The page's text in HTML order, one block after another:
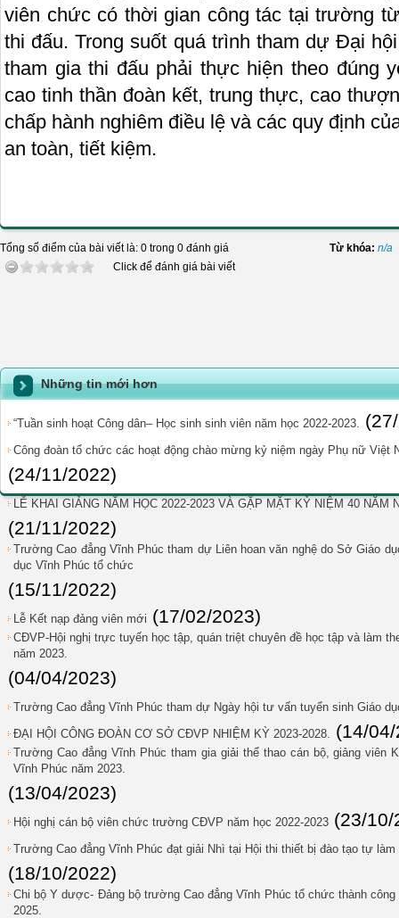
viên chức có thời gian công tác tại trường
thi đấu. Trong suốt quá trình tham dự Đại
tham gia thi đấu phải thực hiện theo đúng
cao tinh thần đoàn kết, trung thực, cao
chấp hành nghiêm điều lệ và các quy định
an toàn, tiết kiệm.
Tổng số điểm của bài viết là: 0 trong 0 đánh giá
Click để đánh giá bài viết
Từ khóa: n/a
Những tin mới hơn
“Tuần sinh hoạt Công dân– Học sinh sinh viên năm học 2022-2023.
Công đoàn tổ chức các hoạt động chào mừng kỷ niệm ngày Phụ nữ Việt
(24/11/2022)
LỄ KHAI GIẢNG NĂM HỌC 2022-2023 VÀ GẶP MẶT KỶ NIỆM 40 NĂM
(21/11/2022)
Trường Cao đẳng Vĩnh Phúc tham dự Liên hoan văn nghệ do Sở Giáo
dục Vĩnh Phúc tổ chức
(15/11/2022)
Lễ Kết nạp đảng viên mới (17/02/2023)
CĐVP-Hội nghị trực tuyến học tập, quán triệt chuyên đề học tập và làm
năm 2023.
(04/04/2023)
Trường Cao đẳng Vĩnh Phúc tham dự Ngày hội tư vấn tuyển sinh Giáo
ĐẠI HỘI CÔNG ĐOÀN CƠ SỞ CĐVP NHIỆM KỲ 2023-2028. (14/
Trường Cao đẳng Vĩnh Phúc tham gia giải thể thao cán bộ, giảng viên
Vĩnh Phúc năm 2023.
(13/04/2023)
Hội nghị cán bộ viên chức trường CĐVP năm học 2022-2023 (23/10/
Trường Cao đẳng Vĩnh Phúc đạt giải Nhì tại Hội thi thiết bị đào tạo tự
(18/10/2022)
Chi bộ Y dược- Đảng bộ trường Cao đẳng Vĩnh Phúc tổ chức thành
2025.